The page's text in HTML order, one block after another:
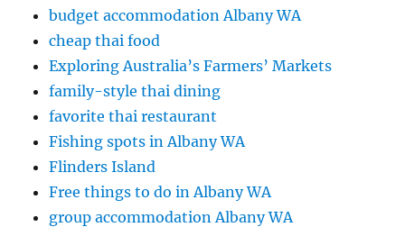
budget accommodation Albany WA
cheap thai food
Exploring Australia’s Farmers’ Markets
family-style thai dining
favorite thai restaurant
Fishing spots in Albany WA
Flinders Island
Free things to do in Albany WA
group accommodation Albany WA